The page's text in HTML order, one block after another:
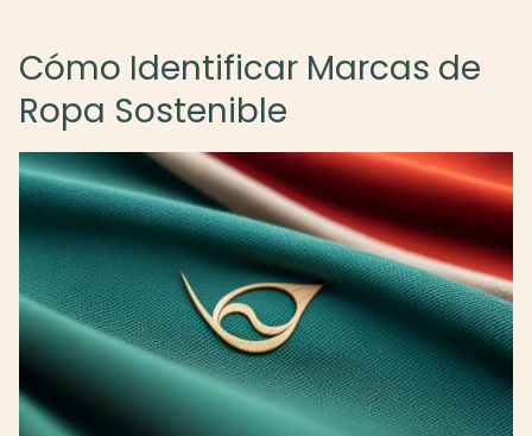
Cómo Identificar Marcas de
Ropa Sostenible